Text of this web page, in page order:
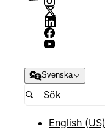
Svenska
English (US)